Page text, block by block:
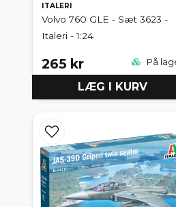
ITALERI
Volvo 760 GLE - Sæt 3623 -
Italeri - 1:24
265 kr På
LÆG I KURV